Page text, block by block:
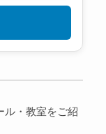
ル・教室をご紹